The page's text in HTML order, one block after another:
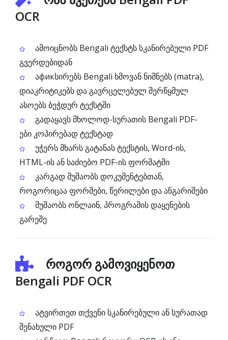
OCR
ამოიცნობს Bengali ტექსტს სკანირებული PDF
გვერდებიდან
აфикსირებს Bengali ხმოვან ნიშნებს (matra),
დიაკრიტიკებს და გავრცელებულ შერწყმულ
ასოებს ბეჭდურ ტექსტში
გადაყავს მხოლოდ-სურათის Bengali PDF-
ები კოპირებად ტექსტად
უჭერს მხარს გატანას ტექსტის, Word-ის,
HTML-ის ან საძიებო PDF-ის ფორმატში
კარგად მუშაობს დოკუმენტებთან,
როგორიცაა ფორმები, წერილები და ანგარიშები
მუშაობს ონლაინ, პროგრამის დაყენების
გარეშე
როგორ გამოვიყენოთ
Bengali PDF OCR
ატვირთეთ თქვენი სკანირებული ან სურათად
შენახული PDF